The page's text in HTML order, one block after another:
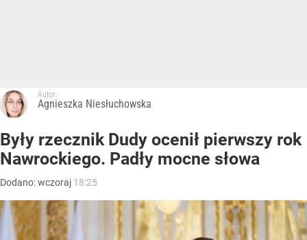
Autor:
Agnieszka Niesłuchowska
Były rzecznik Dudy ocenił pierwszy rok
Nawrockiego. Padły mocne słowa
Dodano:wczoraj 18:25